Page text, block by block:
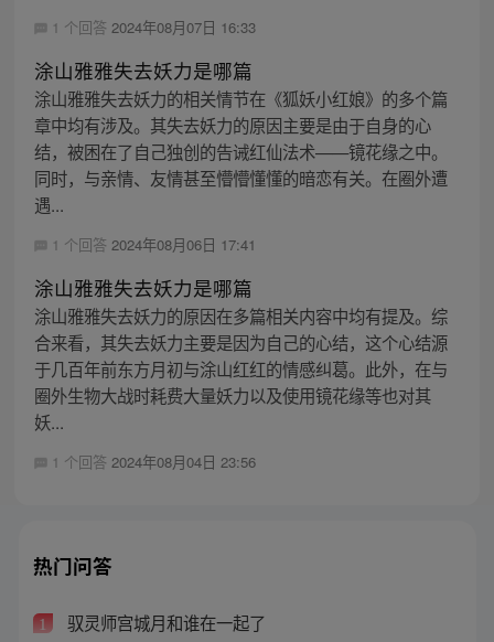
1 个回答 2024年08月07日 16:33
涂山雅雅失去妖力是哪篇
涂山雅雅失去妖力的相关情节在《狐妖小红娘》的多个篇
章中均有涉及。其失去妖力的原因主要是由于自身的心
结，被困在了自己独创的告诫红仙法术——镜花缘之中。
同时，与亲情、友情甚至懵懵懂懂的暗恋有关。在圈外遭
遇...
1 个回答 2024年08月06日 17:41
涂山雅雅失去妖力是哪篇
涂山雅雅失去妖力的原因在多篇相关内容中均有提及。综
合来看，其失去妖力主要是因为自己的心结，这个心结源
于几百年前东方月初与涂山红红的情感纠葛。此外，在与
圈外生物大战时耗费大量妖力以及使用镜花缘等也对其
妖...
1 个回答 2024年08月04日 23:56
热门问答
1 驭灵师宫城月和谁在一起了